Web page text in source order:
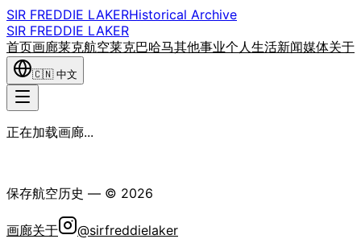
SIR FREDDIE LAKERHistorical Archive
SIR FREDDIE LAKER
首页画廊莱克航空莱克巴哈马其他事业个人生活新闻媒体关于
🇨🇳 中文
正在加载画廊...
保存航空历史 — © 2026
画廊关于 @sirfreddielaker